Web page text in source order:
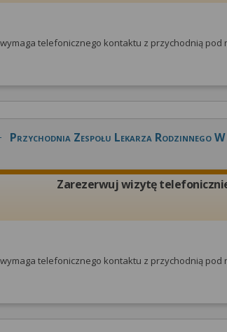
telefonicznego kontaktu z przychodnią pod
Przychodnia Zespołu Lekarza Rodzinnego
Zarezerwuj wizytę
telefonicznego kontaktu z przychodnią pod